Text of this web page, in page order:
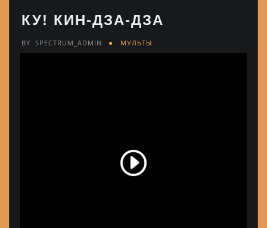
КУ! КИН-ДЗА-ДЗА
BY SPECTRUM_ADMIN МУЛЬТЫ